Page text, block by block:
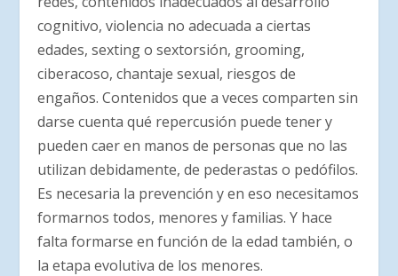
cognitivo, violencia no adecuada a ciertas
edades, sexting o sextorsión, grooming,
ciberacoso, chantaje sexual, riesgos de
engaños. Contenidos que a veces comparten sin
darse cuenta qué repercusión puede tener y
pueden caer en manos de personas que no las
utilizan debidamente, de pederastas o pedófilos.
Es necesaria la prevención y en eso necesitamos
formarnos todos, menores y familias. Y hace
falta formarse en función de la edad también, o
la etapa evolutiva de los menores.